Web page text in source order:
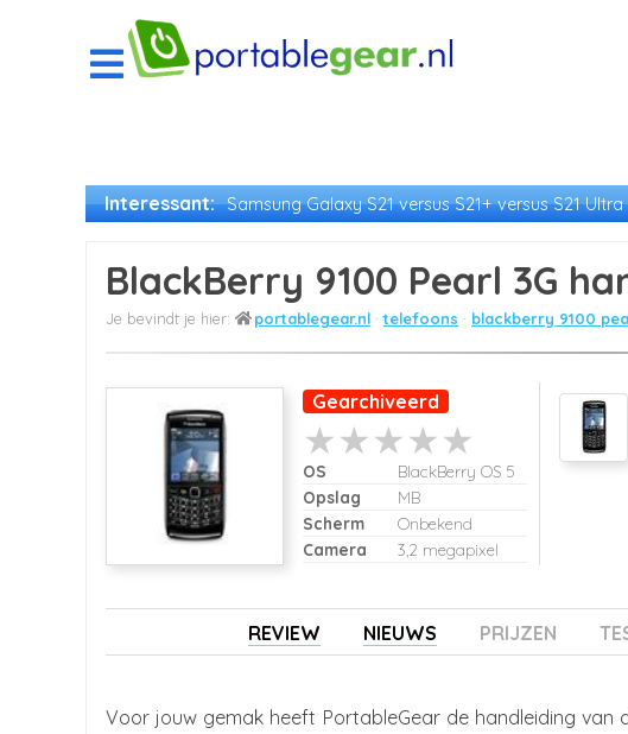
Interessant: Samsung Galaxy S21 versus S21+ versus S21 Ultra
BlackBerry 9100 Pearl 3G
portablegear.nl telefoons blackberry 9100
Gearchiveerd
OS
BlackBerry OS 5
Opslag
MB
Scherm
Onbekend
Camera
3,2 megapixel
REVIEW NIEUWS PRIJZEN
Voor jouw gemak heeft PortableGear de handleiding van